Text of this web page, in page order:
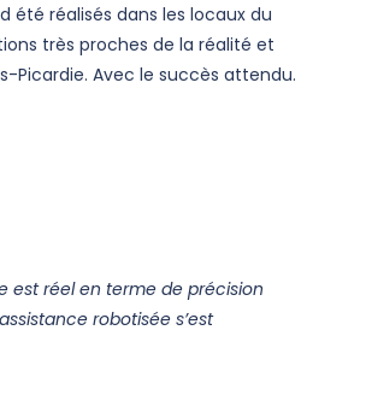
été réalisés dans les locaux du
très proches de la réalité et
Picardie. Avec le succès attendu.
est réel en terme de précision
robotisée s’est